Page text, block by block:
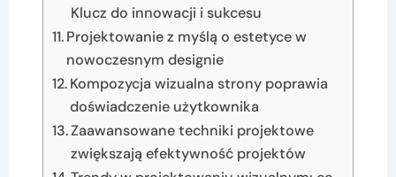
Klucz do innowacji i sukcesu
Projektowanie z myślą o estetyce w
nowoczesnym designie
Kompozycja wizualna strony poprawia
doświadczenie użytkownika
Zaawansowane techniki projektowe
zwiększają efektywność projektów